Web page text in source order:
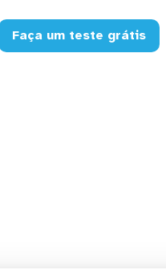
Faça um teste grátis